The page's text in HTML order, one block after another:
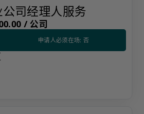
司经理人服务
/公司
申请人必须在场: 否
理人服务